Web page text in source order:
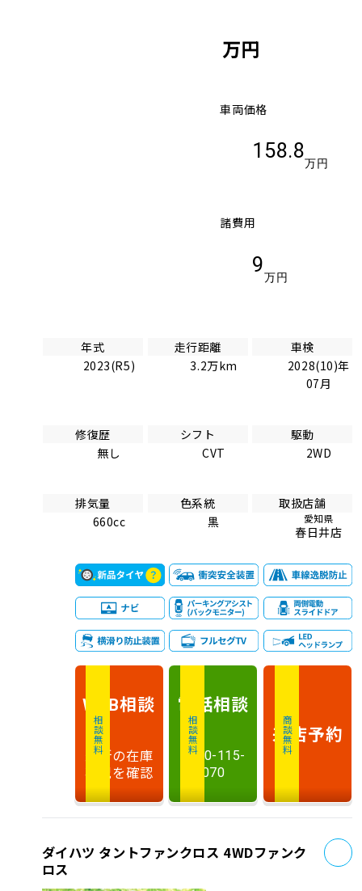
万円
車両価格
158.8
万円
諸費用
9
万円
年式
2023(R5)
走行距離
3.2万km
車検
2028(10)年
07月
修復歴
無し
シフト
CVT
駆動
2WD
排気量
660cc
色系統
黒
取扱店舗
愛知県
春日井店
相談無料
WEB相談
最新の在庫
状況を確認
相談無料
電話相談
0120-115-
070
商談無料
来店予約
ダイハツ タントファンクロス 4WDファンク
ロス